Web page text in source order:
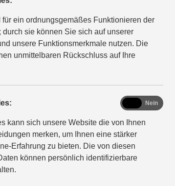
ein ordnungsgemäßes Funktionieren der
sie können Sie sich auf unserer
unsere Funktionsmerkmale nutzen. Die
unmittelbaren Rückschluss auf Ihre
kann sich unsere Website die von Ihnen
merken, um Ihnen eine stärker
Erfahrung zu bieten. Die von diesen
können persönlich identifizierbare
functional
Nein
des Motorrads. Das System bietet 10